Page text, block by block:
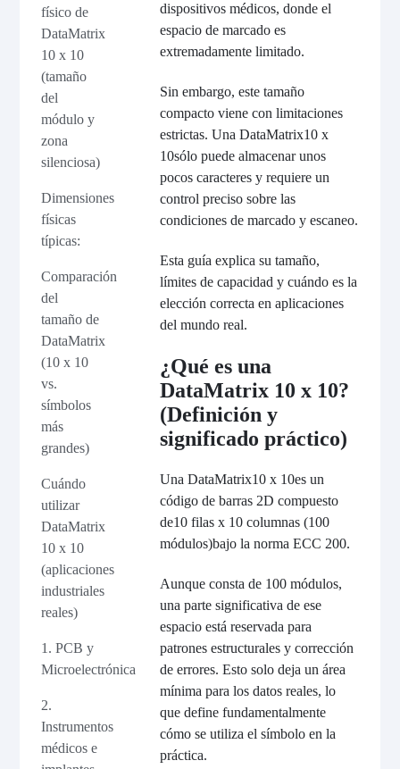
físico de
DataMatrix
10 x 10
(tamaño
del
módulo y
zona
silenciosa)
Dimensiones
físicas
típicas:
Comparación
del
tamaño de
DataMatrix
(10 x 10
vs.
símbolos
más
grandes)
Cuándo
utilizar
DataMatrix
10 x 10
(aplicaciones
industriales
reales)
1. PCB y
Microelectrónica
2.
Instrumentos
médicos e
dispositivos médicos, donde el
espacio de marcado es
extremadamente limitado.
Sin embargo, este tamaño
compacto viene con limitaciones
estrictas. Una DataMatrix10 x
10sólo puede almacenar unos
pocos caracteres y requiere un
control preciso sobre las
condiciones de marcado y escaneo.
Esta guía explica su tamaño,
límites de capacidad y cuándo es la
elección correcta en aplicaciones
del mundo real.
¿Qué es una
DataMatrix 10 x 10?
(Definición y
significado práctico)
Una DataMatrix10 x 10es un
código de barras 2D compuesto
de10 filas x 10 columnas (100
módulos)bajo la norma ECC 200.
Aunque consta de 100 módulos,
una parte significativa de ese
espacio está reservada para
patrones estructurales y corrección
de errores. Esto solo deja un área
mínima para los datos reales, lo
que define fundamentalmente
cómo se utiliza el símbolo en la
práctica.